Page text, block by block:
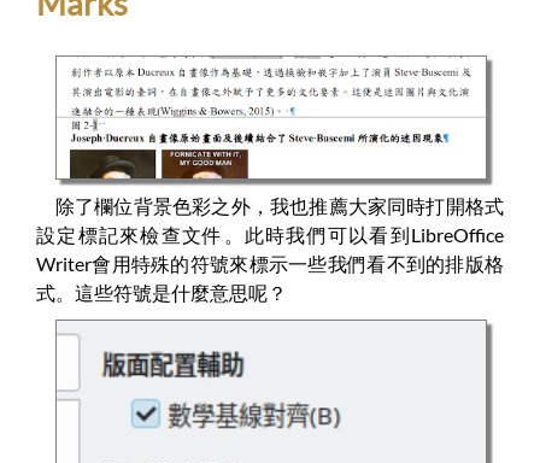
除了欄位背景色彩之外，我也推薦大家同時打開格式
設定標記來檢查文件。此時我們可以看到LibreOffice
Writer會用特殊的符號來標示一些我們看不到的排版格
式。這些符號是什麼意思呢？